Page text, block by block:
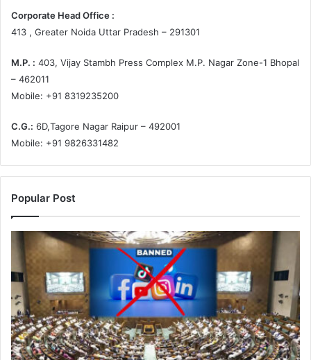
Corporate Head Office :
413 , Greater Noida Uttar Pradesh – 291301
M.P. : 403, Vijay Stambh Press Complex M.P. Nagar Zone-1 Bhopal
– 462011
Mobile: +91 8319235200
C.G.: 6D,Tagore Nagar Raipur – 492001
Mobile: +91 9826331482
Popular Post